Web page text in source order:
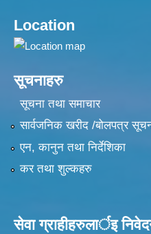
Location
सूचनाहरु
सूचना तथा समाचार
सार्वजनिक खरीद /बोलपत्र
एन, कानुन तथा निर्देशिका
कर तथा शुल्कहरु
सेवा ग्राहीहरुलार्इ